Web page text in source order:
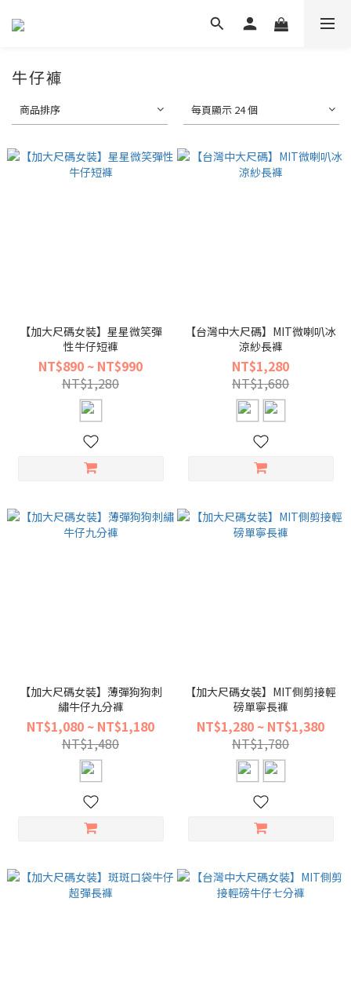
牛仔褲
商品排序 每頁顯示 24 個
【加大尺碼女裝】星星微笑彈
性牛仔短褲
NT$890 ~ NT$990
NT$1,280
【台灣中大尺碼】MIT微喇叭冰
涼紗長褲
NT$1,280
NT$1,680
【加大尺碼女裝】薄彈狗狗刺
繡牛仔九分褲
NT$1,080 ~ NT$1,180
NT$1,480
【加大尺碼女裝】MIT側剪接輕
磅單寧長褲
NT$1,280 ~ NT$1,380
NT$1,780